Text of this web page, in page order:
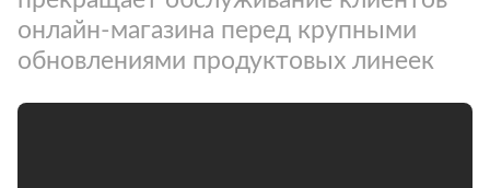
онлайн-магазина перед крупными
обновлениями продуктовых линеек